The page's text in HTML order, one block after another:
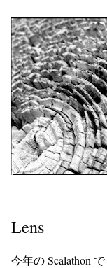
Lens
今年の Scalathon で